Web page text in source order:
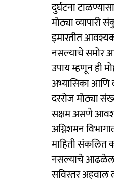
दुर्घटना
मोठ्या
इमारतीत आवश्यक
नसल्याचे समोर आले
उपाय म्हणून ही
अभ्यासिका आणि
दररोज मोठ्या
सक्षम असणे
अग्निशमन
माहिती संकलित
नसल्याचे आढळेल,
सविस्तर अहवाल